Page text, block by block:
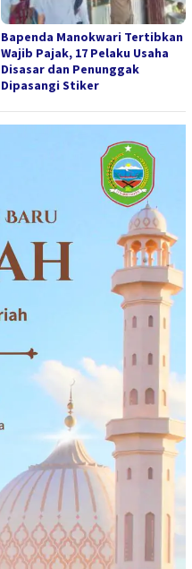
Bapenda Manokwari Tertibkan
Wajib Pajak, 17 Pelaku Usaha
Disasar dan Penunggak
Dipasangi Stiker